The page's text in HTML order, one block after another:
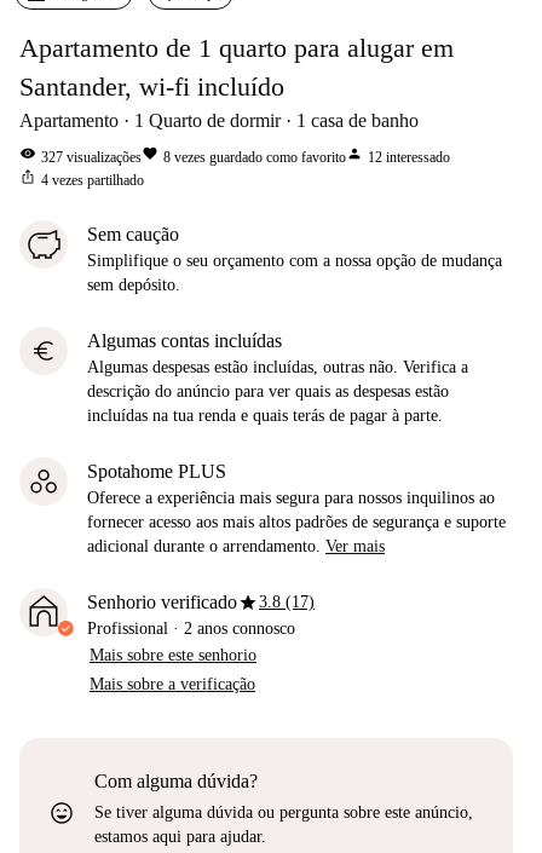
Apartamento de 1 quarto para alugar em
Santander, wi-fi incluído
Apartamento 1 Quarto de dormir 1 casa de banho
visibility 327 visualizaçõesfavorite 8 vezes guardado como favoritoperson 12 interessado
ios_share 4 vezes partilhado
Sem caução
Simplifique o seu orçamento com a nossa opção de mudança
sem depósito.
euro Algumas contas incluídas
Algumas despesas estão incluídas, outras não. Verifica a
descrição do anúncio para ver quais as despesas estão
incluídas na tua renda e quais terás de pagar à parte.
Spotahome PLUS
Oferece a experiência mais segura para nossos inquilinos ao
fornecer acesso aos mais altos padrões de segurança e suporte
adicional durante o arrendamento. Ver mais
Senhorio verificadostar3.8 (17)
Profissional · 2 anos connosco
Mais sobre este senhorio
Mais sobre a verificação
sentiment_very_satisfied
Com alguma dúvida?
Se tiver alguma dúvida ou pergunta sobre este anúncio,
estamos aqui para ajudar.